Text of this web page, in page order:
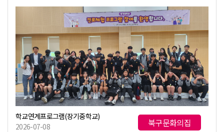
학교연계프로그램(장기중학교)
2026-07-08
북구문화의집